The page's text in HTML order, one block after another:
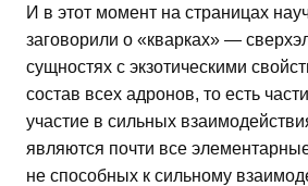
И в этот момент на страницах
заговорили о «кварках» —
сущностях с экзотическими
состав всех адронов, то есть
участие в сильных
являются почти все
не способных к сильному